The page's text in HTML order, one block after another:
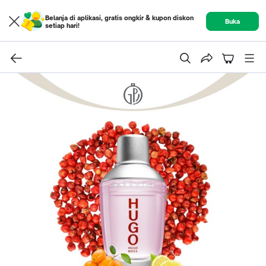
Belanja di aplikasi, gratis ongkir & kupon diskon
setiap hari!
Buka